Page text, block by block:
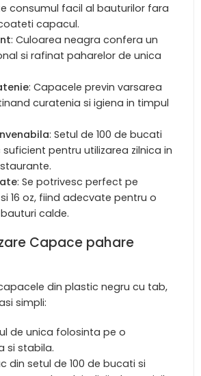
consumul facil al bauturilor fara
capacul.
: Culoarea neagra confera un
si rafinat paharelor de unica
: Capacele previn varsarea
curatenia si igiena in timpul
: Setul de 100 de bucati
pentru utilizarea zilnica in
: Se potrivesc perfect pe
16 oz, fiind adecvate pentru o
calde.
Capace pahare
din plastic negru cu tab,
simpli:
de unica folosinta pe o
si stabila.
din setul de 100 de bucati si